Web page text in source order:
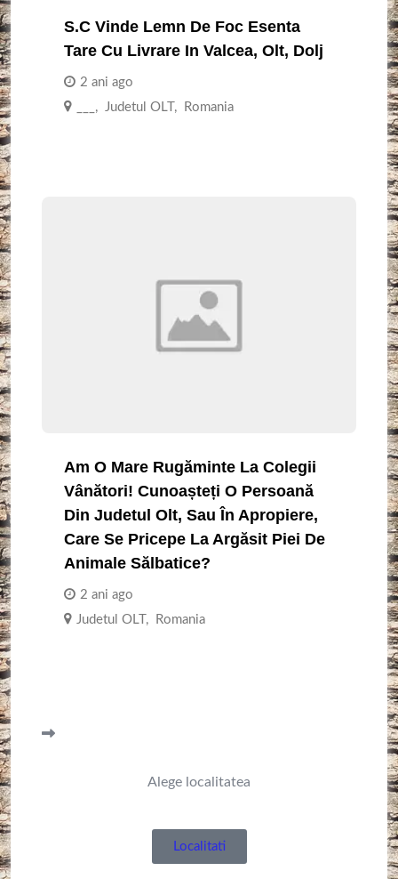
S.c Vinde Lemn De Foc Esenta
Tare Cu Livrare In Valcea, Olt, Dolj
2 ani ago
, Judetul OLT , Romania
Am O Mare Rugăminte La Colegii
Vânători! Cunoașteți O Persoană
Din Judetul Olt, Sau În Apropiere,
Care Se Pricepe La Argăsit Piei De
Animale Sălbatice?
2 ani ago
Judetul OLT , Romania
Alege localitatea
Localitati